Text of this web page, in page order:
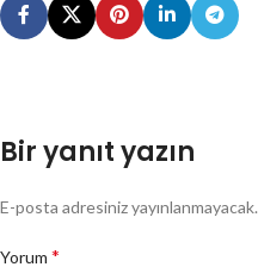
Bir yanıt yazın
E-posta adresiniz yayınlanmayacak.
Yorum *